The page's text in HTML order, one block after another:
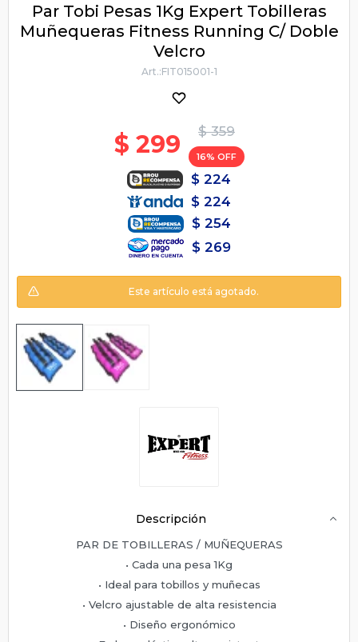
Par Tobi Pesas 1Kg Expert Tobilleras
Muñequeras Fitness Running C/ Doble
Velcro
FIT015001-1
$ 359
$ 299 16
$ 224
$ 224
$ 254
$ 269
Este artículo está agotado.
Descripción
PAR DE TOBILLERAS / MUÑEQUERAS
• Cada una pesa 1Kg
• Ideal para tobillos y muñecas
• Velcro ajustable de alta resistencia
• Diseño ergonómico